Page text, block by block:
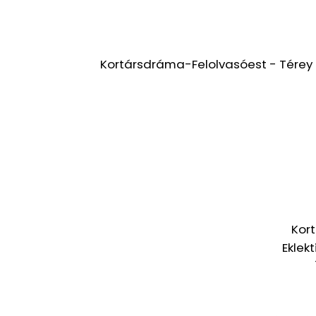
Kortársdráma-Felolvasóest - Térey